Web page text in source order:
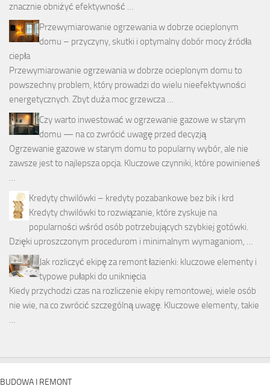
znacznie obniżyć efektywność …
Przewymiarowanie ogrzewania w dobrze ocieplonym
domu – przyczyny, skutki i optymalny dobór mocy źródła
ciepła
Przewymiarowanie ogrzewania w dobrze ocieplonym domu to
powszechny problem, który prowadzi do wielu nieefektywności
energetycznych. Zbyt duża moc grzewcza …
Czy warto inwestować w ogrzewanie gazowe w starym
domu — na co zwrócić uwagę przed decyzją
Ogrzewanie gazowe w starym domu to popularny wybór, ale nie
zawsze jest to najlepsza opcja. Kluczowe czynniki, które powinieneś
…
Kredyty chwilówki – kredyty pozabankowe bez bik i krd
Kredyty chwilówki to rozwiązanie, które zyskuje na
popularności wśród osób potrzebujących szybkiej gotówki.
Dzięki uproszczonym procedurom i minimalnym wymaganiom, …
Jak rozliczyć ekipę za remont łazienki: kluczowe elementy i
typowe pułapki do uniknięcia
Kiedy przychodzi czas na rozliczenie ekipy remontowej, wiele osób
nie wie, na co zwrócić szczególną uwagę. Kluczowe elementy, takie
…
BUDOWA I REMONT